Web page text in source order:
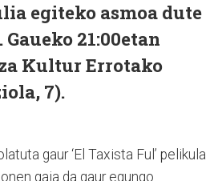
egiteko asmoa dute
21:00etan
Kultur Errotako
7).
gaur ‘El Taxista Ful’ pelikula
gaia da gaur egungo